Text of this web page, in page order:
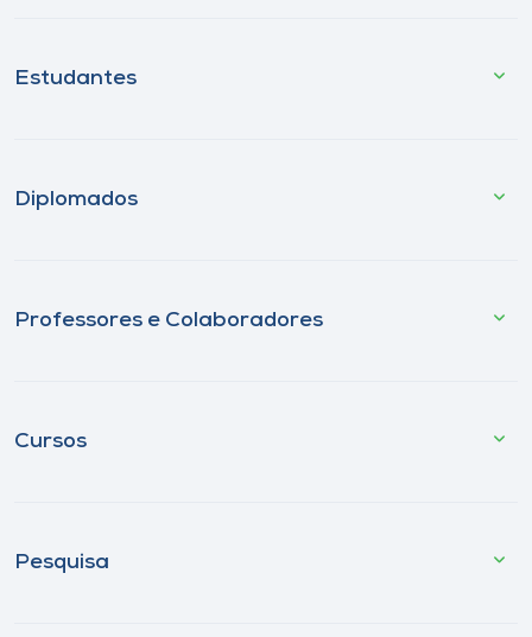
Estudantes
Diplomados
Professores e Colaboradores
Cursos
Pesquisa